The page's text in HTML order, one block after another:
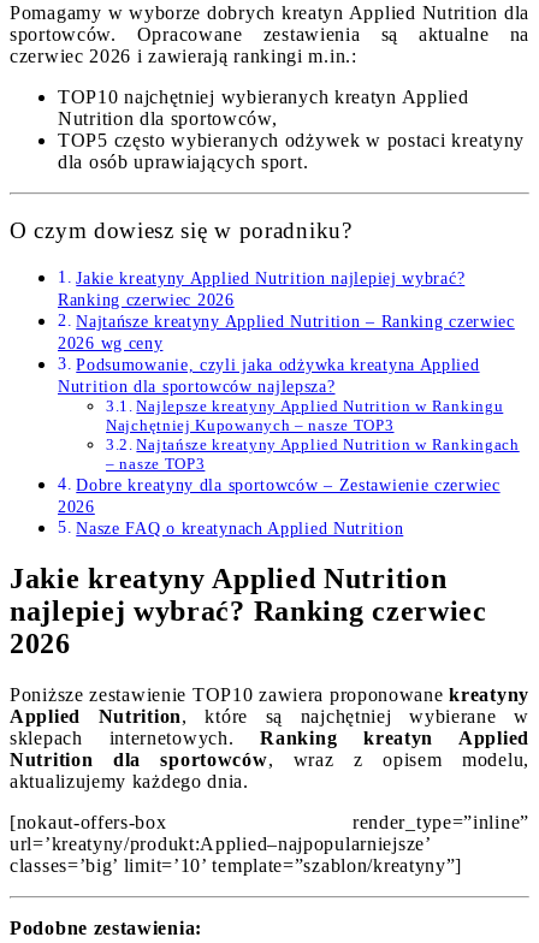
Pomagamy w wyborze dobrych kreatyn Applied Nutrition dla
sportowców. Opracowane zestawienia są aktualne na
czerwiec 2026 i zawierają rankingi m.in.:
TOP10 najchętniej wybieranych kreatyn Applied
Nutrition dla sportowców,
TOP5 często wybieranych odżywek w postaci kreatyny
dla osób uprawiających sport.
O czym dowiesz się w poradniku?
Jakie kreatyny Applied Nutrition najlepiej wybrać?
Ranking czerwiec 2026
Najtańsze kreatyny Applied Nutrition – Ranking czerwiec
2026 wg ceny
Podsumowanie, czyli jaka odżywka kreatyna Applied
Nutrition dla sportowców najlepsza?
Najlepsze kreatyny Applied Nutrition w Rankingu
Najchętniej Kupowanych – nasze TOP3
Najtańsze kreatyny Applied Nutrition w Rankingach
– nasze TOP3
Dobre kreatyny dla sportowców – Zestawienie czerwiec
2026
Nasze FAQ o kreatynach Applied Nutrition
Jakie kreatyny Applied Nutrition
najlepiej wybrać? Ranking czerwiec
2026
Poniższe zestawienie TOP10 zawiera proponowanekreatyny
Applied Nutrition, które są najchętniej wybierane w
sklepach internetowych.Ranking kreatyn Applied
Nutrition dla sportowców, wraz z opisem modelu,
aktualizujemy każdego dnia.
[nokaut-offers-box render_type=”inline”
url=’kreatyny/produkt:Applied–najpopularniejsze’
classes=’big’ limit=’10’ template=”szablon/kreatyny”]
Podobne zestawienia: